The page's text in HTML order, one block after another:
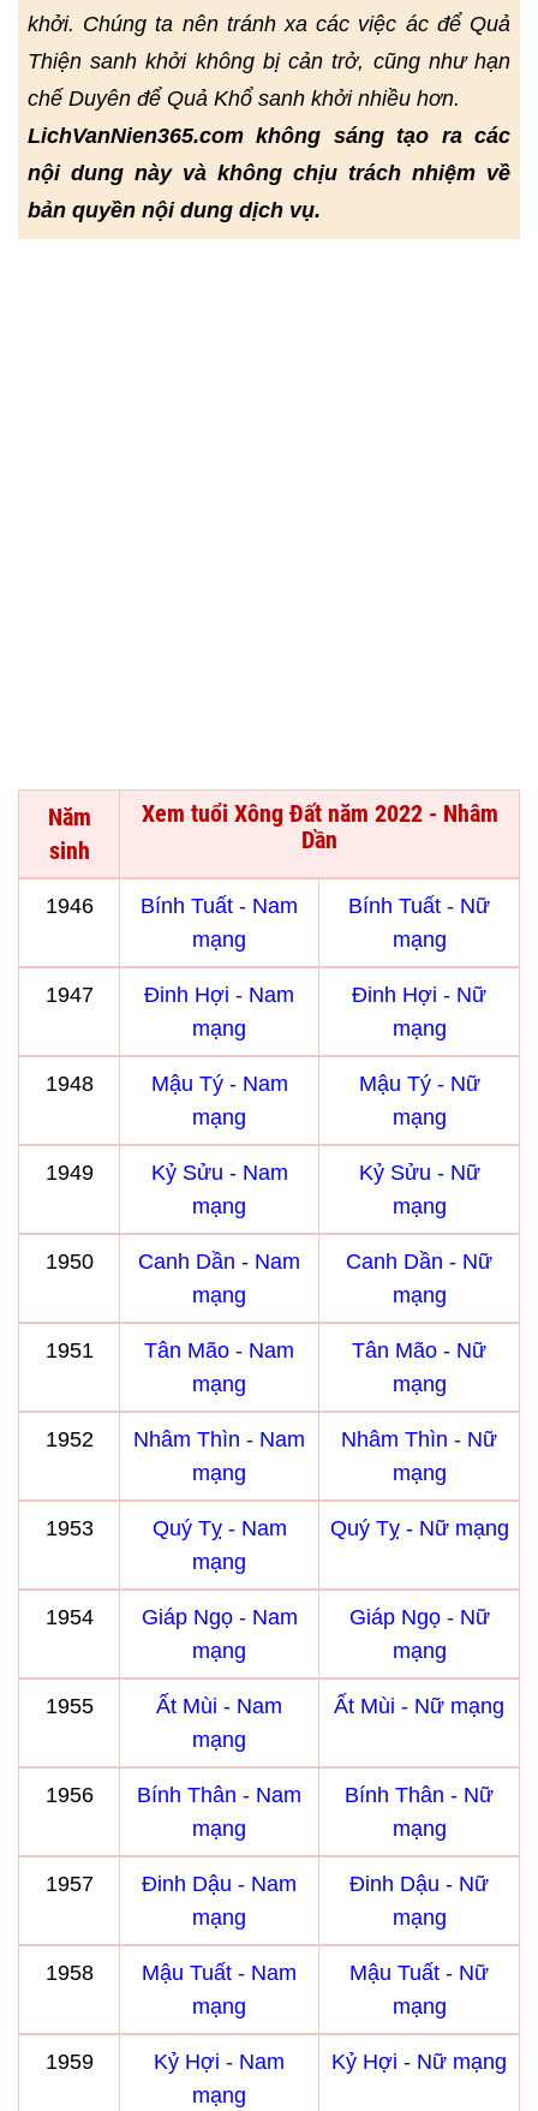
khởi. Chúng ta nên tránh xa các việc ác để Quả
Thiện sanh khởi không bị cản trở, cũng như hạn
chế Duyên để Quả Khổ sanh khởi nhiều hơn.
LichVanNien365.com không sáng tạo ra các
nội dung này và không chịu trách nhiệm về
bản quyền nội dung dịch vụ.
Năm
sinh
Xem tuổi Xông Đất năm 2022 - Nhâm
Dần
1946
Bính Tuất - Nam
mạng
Bính Tuất - Nữ
mạng
1947
Đinh Hợi - Nam
mạng
Đinh Hợi - Nữ
mạng
1948
Mậu Tý - Nam
mạng
Mậu Tý - Nữ
mạng
1949
Kỷ Sửu - Nam
mạng
Kỷ Sửu - Nữ
mạng
1950
Canh Dần - Nam
mạng
Canh Dần - Nữ
mạng
1951
Tân Mão - Nam
mạng
Tân Mão - Nữ
mạng
1952
Nhâm Thìn - Nam
mạng
Nhâm Thìn - Nữ
mạng
1953
Quý Tỵ - Nam
mạng
Quý Tỵ - Nữ mạng
1954
Giáp Ngọ - Nam
mạng
Giáp Ngọ - Nữ
mạng
1955
Ất Mùi - Nam
mạng
Ất Mùi - Nữ mạng
1956
Bính Thân - Nam
mạng
Bính Thân - Nữ
mạng
1957
Đinh Dậu - Nam
mạng
Đinh Dậu - Nữ
mạng
1958
Mậu Tuất - Nam
mạng
Mậu Tuất - Nữ
mạng
1959
Kỷ Hợi - Nam
mạng
Kỷ Hợi - Nữ mạng